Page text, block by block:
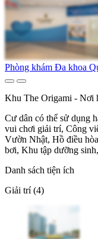
Phòng khám Đa khoa
Khu The Origami - Nơi
Cư dân có thể sử dụng
vui chơi giải trí, Công
Vườn Nhật, Hồ điều
bơi, Khu tập dưỡng
Danh sách tiện ích
Giải trí (4)